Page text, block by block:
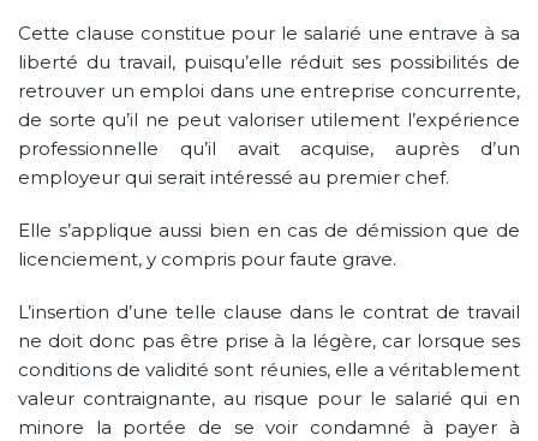
Cette clause constitue pour le salarié une entrave à sa
liberté du travail, puisqu’elle réduit ses possibilités de
retrouver un emploi dans une entreprise concurrente,
de sorte qu’il ne peut valoriser utilement l’expérience
professionnelle qu’il avait acquise, auprès d’un
employeur qui serait intéressé au premier chef.
Elle s’applique aussi bien en cas de démission que de
licenciement, y compris pour faute grave.
L’insertion d’une telle clause dans le contrat de travail
ne doit donc pas être prise à la légère, car lorsque ses
conditions de validité sont réunies, elle a véritablement
valeur contraignante, au risque pour le salarié qui en
minore la portée de se voir condamné à payer à